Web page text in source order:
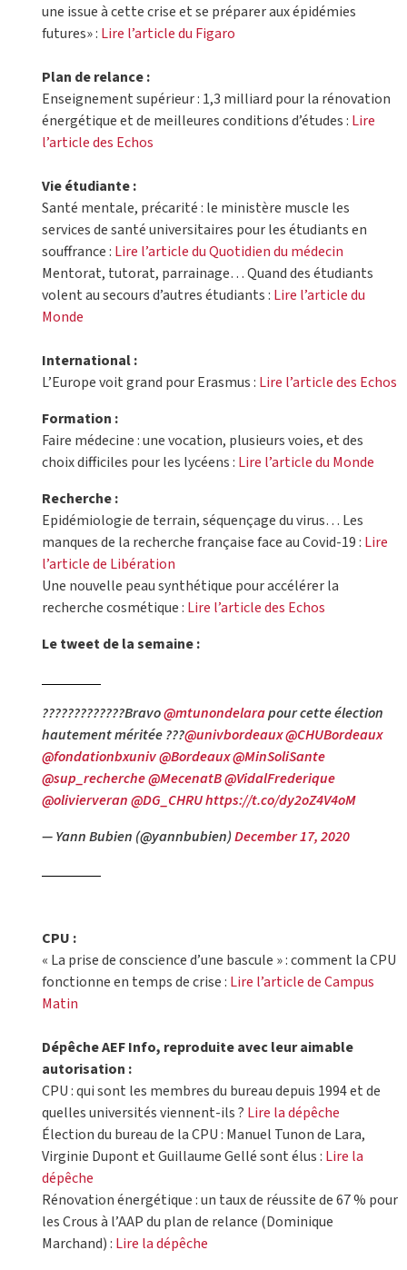
une issue à cette crise et se préparer aux épidémies
futures» : Lire l’article du Figaro
Plan de relance :
Enseignement supérieur : 1,3 milliard pour la rénovation
énergétique et de meilleures conditions d’études : Lire
l’article des Echos
Vie étudiante :
Santé mentale, précarité : le ministère muscle les
services de santé universitaires pour les étudiants en
souffrance : Lire l’article du Quotidien du médecin
Mentorat, tutorat, parrainage… Quand des étudiants
volent au secours d’autres étudiants : Lire l’article du
Monde
International :
L’Europe voit grand pour Erasmus : Lire l’article des Echos
Formation :
Faire médecine : une vocation, plusieurs voies, et des
choix difficiles pour les lycéens : Lire l’article du Monde
Recherche :
Epidémiologie de terrain, séquençage du virus… Les
manques de la recherche française face au Covid-19 : Lire
l’article de Libération
Une nouvelle peau synthétique pour accélérer la
recherche cosmétique : Lire l’article des Echos
Le tweet de la semaine :
?????????????Bravo@mtunondelarapour cette élection
hautement méritée ???@univbordeaux@CHUBordeaux
@fondationbxuniv@Bordeaux@MinSoliSante
@sup_recherche@MecenatB@VidalFrederique
@olivierveran@DG_CHRUhttps://t.co/dy2oZ4V4oM
— Yann Bubien (@yannbubien)December 17, 2020
CPU :
« La prise de conscience d’une bascule » : comment la CPU
fonctionne en temps de crise : Lire l’article de Campus
Matin
Dépêche AEF Info, reproduite avec leur aimable
autorisation :
CPU : qui sont les membres du bureau depuis 1994 et de
quelles universités viennent-ils ? Lire la dépêche
Élection du bureau de la CPU : Manuel Tunon de Lara,
Virginie Dupont et Guillaume Gellé sont élus : Lire la
dépêche
Rénovation énergétique : un taux de réussite de 67 % pour
les Crous à l’AAP du plan de relance (Dominique
Marchand) : Lire la dépêche